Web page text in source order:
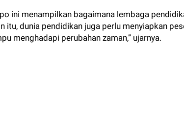
ini menampilkan bagaimana lembaga
itu, dunia pendidikan juga perlu menyiapkan
menghadapi perubahan zaman,” ujarnya.